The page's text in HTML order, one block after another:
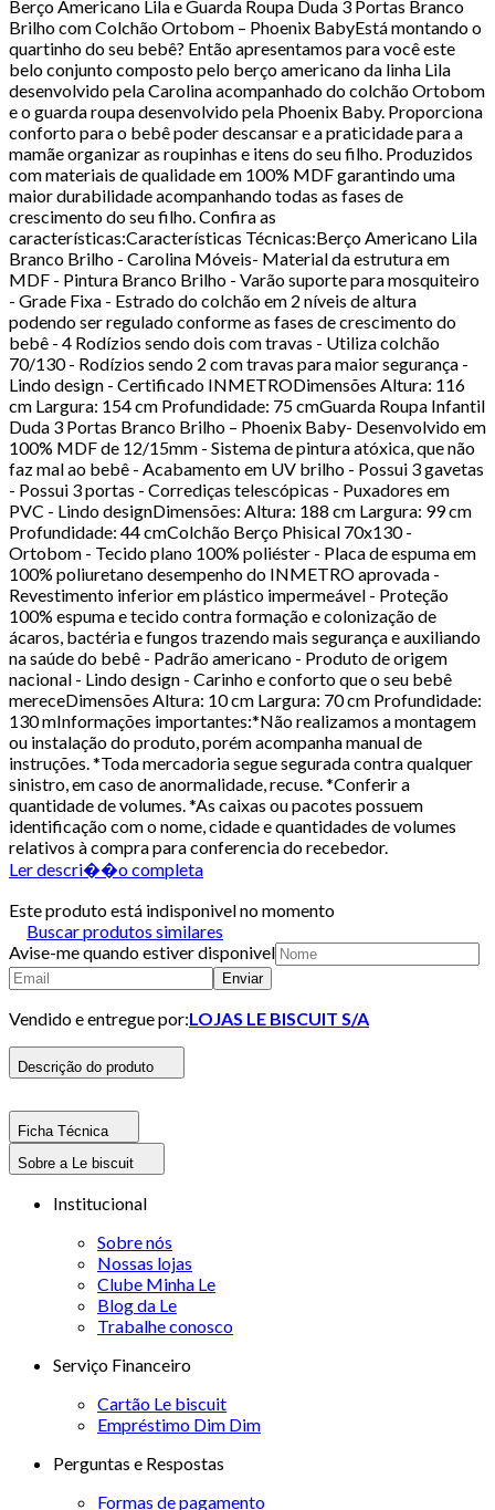
Berço Americano Lila e Guarda Roupa Duda 3 Portas Branco
Brilho com Colchão Ortobom – Phoenix BabyEstá montando o
quartinho do seu bebê? Então apresentamos para você este
belo conjunto composto pelo berço americano da linha Lila
desenvolvido pela Carolina acompanhado do colchão Ortobom
e o guarda roupa desenvolvido pela Phoenix Baby. Proporciona
conforto para o bebê poder descansar e a praticidade para a
mamãe organizar as roupinhas e itens do seu filho. Produzidos
com materiais de qualidade em 100% MDF garantindo uma
maior durabilidade acompanhando todas as fases de
crescimento do seu filho. Confira as
características:Características Técnicas:Berço Americano Lila
Branco Brilho - Carolina Móveis- Material da estrutura em
MDF - Pintura Branco Brilho - Varão suporte para mosquiteiro
- Grade Fixa - Estrado do colchão em 2 níveis de altura
podendo ser regulado conforme as fases de crescimento do
bebê - 4 Rodízios sendo dois com travas - Utiliza colchão
70/130 - Rodízios sendo 2 com travas para maior segurança -
Lindo design - Certificado INMETRODimensões Altura: 116
cm Largura: 154 cm Profundidade: 75 cmGuarda Roupa Infantil
Duda 3 Portas Branco Brilho – Phoenix Baby- Desenvolvido em
100% MDF de 12/15mm - Sistema de pintura atóxica, que não
faz mal ao bebê - Acabamento em UV brilho - Possui 3 gavetas
- Possui 3 portas - Corrediças telescópicas - Puxadores em
PVC - Lindo designDimensões: Altura: 188 cm Largura: 99 cm
Profundidade: 44 cmColchão Berço Phisical 70x130 -
Ortobom - Tecido plano 100% poliéster - Placa de espuma em
100% poliuretano desempenho do INMETRO aprovada -
Revestimento inferior em plástico impermeável - Proteção
100% espuma e tecido contra formação e colonização de
ácaros, bactéria e fungos trazendo mais segurança e auxiliando
na saúde do bebê - Padrão americano - Produto de origem
nacional - Lindo design - Carinho e conforto que o seu bebê
mereceDimensões Altura: 10 cm Largura: 70 cm Profundidade:
130 mInformações importantes:*Não realizamos a montagem
ou instalação do produto, porém acompanha manual de
instruções. *Toda mercadoria segue segurada contra qualquer
sinistro, em caso de anormalidade, recuse. *Conferir a
quantidade de volumes. *As caixas ou pacotes possuem
identificação com o nome, cidade e quantidades de volumes
relativos à compra para conferencia do recebedor.
Ler descri��o completa
Este produto está indisponivel no momento
Buscar produtos similares
Avise-me quando estiver disponivel
Enviar
Vendido e entregue por:LOJAS LE BISCUIT S/A
Descrição do produto
Ficha Técnica
Sobre a Le biscuit
Institucional
Sobre nós
Nossas lojas
Clube Minha Le
Blog da Le
Trabalhe conosco
Serviço Financeiro
Cartão Le biscuit
Empréstimo Dim Dim
Perguntas e Respostas
Formas de pagamento